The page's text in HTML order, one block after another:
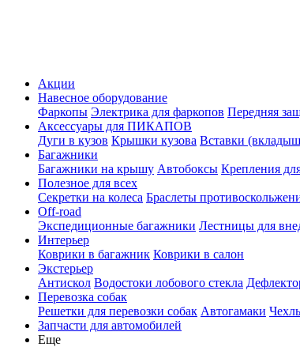
Акции
Навесное оборудование
Фаркопы Электрика для фаркопов Передняя
Аксессуары для ПИКАПОВ
Дуги в кузов Крышки кузова Вставки
Багажники
Багажники на крышу Автобоксы Крепления
Полезное для всех
Секретки на колеса Браслеты
Off-road
Экспедиционные багажники Лестницы для
Интерьер
Коврики в багажник Коврики в салон
Экстерьер
Антискол Водостоки лобового стекла
Перевозка собак
Решетки для перевозки собак Автогамаки
Запчасти для автомобилей
Еще